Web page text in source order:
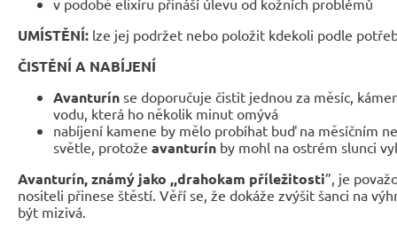
UMÍSTĚNÍ: lze jej podržet nebo položit kdekoli podle
ČISTĚNÍ A NABÍJENÍ
Avanturín se doporučuje čistit jednou za měsíc,
vodu, která ho několik minut omývá
nabíjení kamene by mělo probíhat buď na měsíčním
světle, protože avanturín by mohl na ostrém slunci
Avanturín, známý jako ,,drahokam příležitosti”, je
nositeli přinese štěstí. Věří se, že dokáže zvýšit šanci na
být mizivá.